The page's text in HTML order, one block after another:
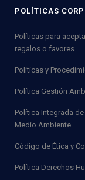
POLÍTICAS
Políticas para
regalos o favores
Políticas y
Política Gestión
Política Integrada
Medio Ambiente
Código de Ética y
Política Derechos